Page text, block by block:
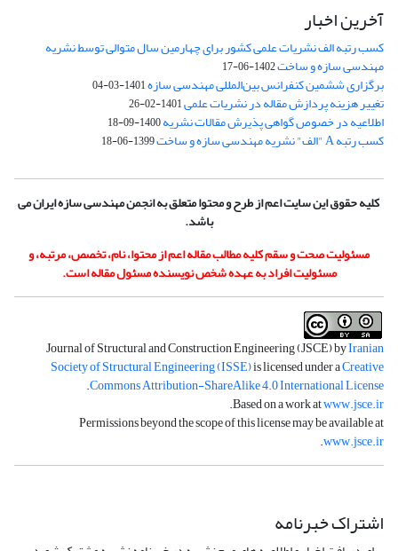
آخرین اخبار
کسب رتبه الف نشریات علمی کشور برای چهارمین سال متوالی توسط نشریه
مهندسی سازه و ساخت1402-06-17
برگزاری ششمین کنفرانس بین‌المللی مهندسی سازه1401-03-04
تغییر هزینه پردازش مقاله در نشریات علمی1401-02-26
اطلاعیه در خصوص گواهی پذیرش مقالات نشریه1400-09-18
کسب رتبه A "الف" نشریه مهندسی سازه و ساخت 1399-06-18
کلیه حقوق این سایت اعم از طرح و محتوا متعلق به انجمن مهندسی سازه ایران می
باشد.
مسئولیت صحت و سقم کلیه مطالب مقاله اعم از محتوا، نام، تخصص، مرتبه، و
مسئولیت افراد به عهده شخص نویسنده مسئول مقاله است.
Journal of Structural and Construction Engineering (JSCE) byIranian
Society of Structural Engineering (ISSE)is licensed under aCreative
Commons Attribution-ShareAlike 4.0 International License
.
Based on a work atwww.jsce.ir
.
Permissions beyond the scope of this license may be available at
www.jsce.ir
.
اشتراک خبرنامه